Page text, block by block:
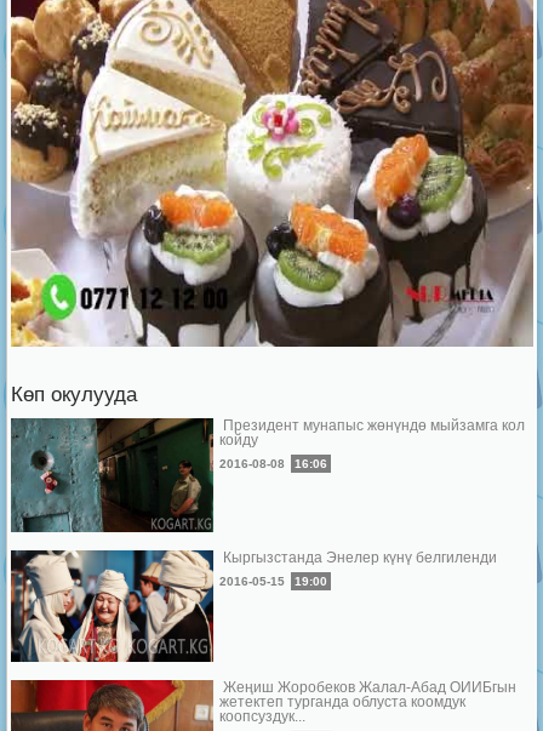
Көп окулууда
Президент мунапыс жөнүндө мыйзамга кол
койду
2016-08-08 16:06
Кыргызстанда Энелер күнү белгиленди
2016-05-15 19:00
Жеңиш Жоробеков Жалал-Абад ОИИБгын
жетектеп турганда облуста коомдук
коопсуздук...